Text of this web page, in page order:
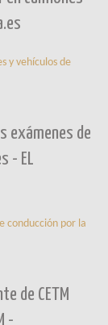
y vehículos de
exámenes de
- EL
conducción por la
de CETM
-